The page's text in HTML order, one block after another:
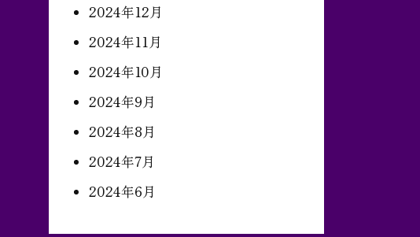
2024年12月
2024年11月
2024年10月
2024年9月
2024年8月
2024年7月
2024年6月